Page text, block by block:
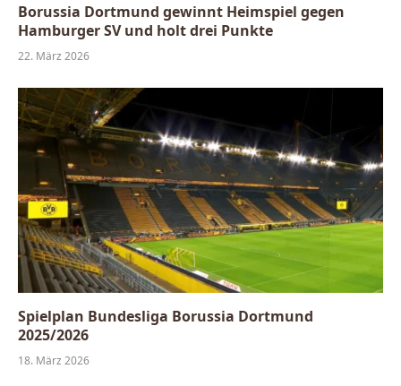
Borussia Dortmund gewinnt Heimspiel gegen
Hamburger SV und holt drei Punkte
22. März 2026
Spielplan Bundesliga Borussia Dortmund
2025/2026
18. März 2026